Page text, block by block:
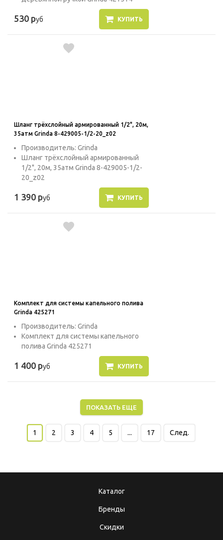
530 руб КУПИТЬ
Шланг трёхслойный армированный 1/2", 20м,
35атм Grinda 8-429005-1/2-20_z02
Производитель: Grinda
Шланг трёхслойный армированный
1/2", 20м, 35атм Grinda 8-429005-1/2-
20_z02
1 390 руб КУПИТЬ
Комплект для системы капельного полива
Grinda 425271
Производитель: Grinda
Комплект для системы капельного
полива Grinda 425271
1 400 руб КУПИТЬ
ПОКАЗАТЬ ЕЩЕ
1 2 3 4 5 ... 17 След.
Каталог
Бренды
Скидки